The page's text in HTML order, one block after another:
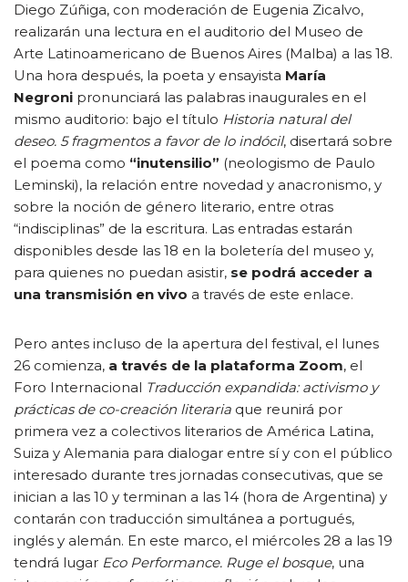
Diego Zúñiga, con moderación de Eugenia Zicalvo,
realizarán una lectura en el auditorio del Museo de
Arte Latinoamericano de Buenos Aires (Malba) a las 18.
Una hora después, la poeta y ensayista María
Negroni pronunciará las palabras inaugurales en el
mismo auditorio: bajo el título Historia natural del
deseo. 5 fragmentos a favor de lo indócil, disertará sobre
el poema como “inutensilio” (neologismo de Paulo
Leminski), la relación entre novedad y anacronismo, y
sobre la noción de género literario, entre otras
“indisciplinas” de la escritura. Las entradas estarán
disponibles desde las 18 en la boletería del museo y,
para quienes no puedan asistir, se podrá acceder a
una transmisión en vivo a través de este enlace.
Pero antes incluso de la apertura del festival, el lunes
26 comienza, a través de la plataforma Zoom, el
Foro Internacional Traducción expandida: activismo y
prácticas de co-creación literaria que reunirá por
primera vez a colectivos literarios de América Latina,
Suiza y Alemania para dialogar entre sí y con el público
interesado durante tres jornadas consecutivas, que se
inician a las 10 y terminan a las 14 (hora de Argentina) y
contarán con traducción simultánea a portugués,
inglés y alemán. En este marco, el miércoles 28 a las 19
tendrá lugar Eco Performance. Ruge el bosque, una